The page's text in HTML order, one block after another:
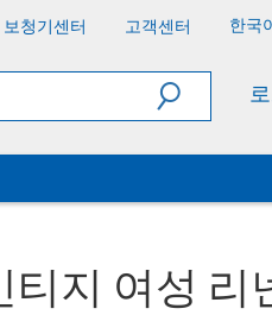
보청기센터 고객센터 한국
지 여성 리